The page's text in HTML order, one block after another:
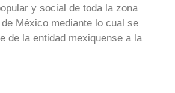
y social de toda la zona
México mediante lo cual se
de la entidad mexiquense a la